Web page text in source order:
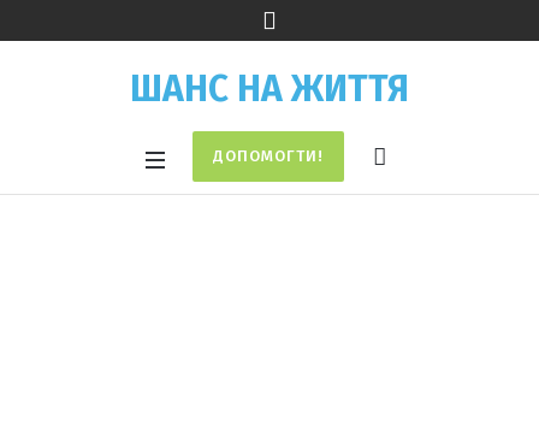
ШАНС НА ЖИТТЯ
ДОПОМОГТИ!